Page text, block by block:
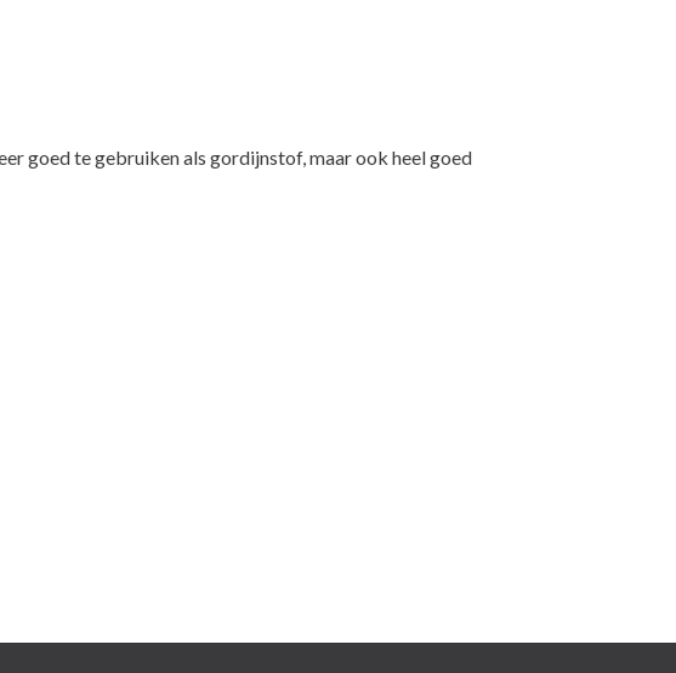
goed te gebruiken als gordijnstof, maar ook heel goed